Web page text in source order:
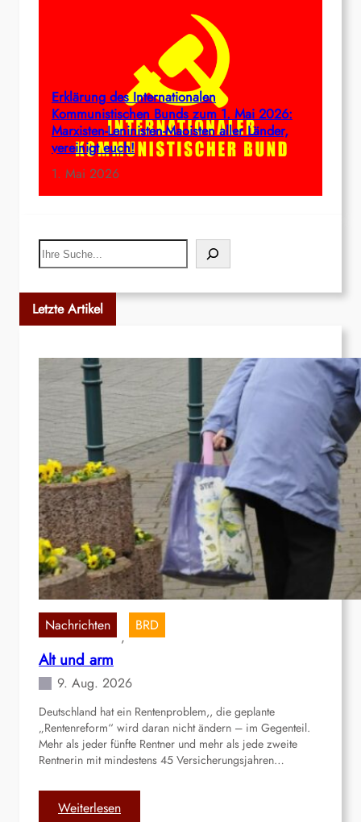
Erklärung des Internationalen
Kommunistischen Bunds zum 1. Mai 2026:
Marxisten-Leninisten-Maoisten aller Länder,
vereinigt euch!
1. Mai 2026
Search
Letzte Artikel
Nachrichten
,
BRD
Alt und arm
9. Aug. 2026
Deutschland hat ein Rentenproblem,, die geplante
„Rentenreform“ wird daran nicht ändern – im Gegenteil.
Mehr als jeder fünfte Rentner und mehr als jede zweite
Rentnerin mit mindestens 45 Versicherungsjahren…
Weiterlesen: